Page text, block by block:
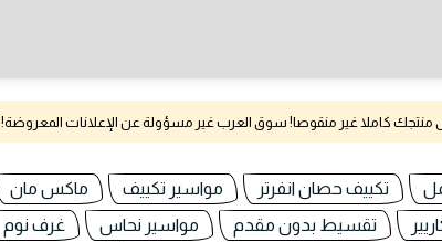
منتجك كاملا غير منقوصا! سوق العرب غير مسؤولة عن الإعلانات المعروضة!
تكييف حصان انفرتر مواسير تكييف
ماكس مان
تقسيط بدون مقدم مواسير نحاس
غرف نوم